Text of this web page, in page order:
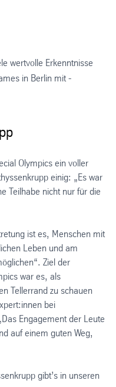
wertvolle Erkenntnisse
in Berlin mit -
Olympics ein voller
einig: „Es war
Teilhabe nicht nur für die
ist es, Menschen mit
Leben und am
Ziel der
war es, als
Tellerrand zu schauen
bei
Engagement der Leute
auf einem guten Weg,
gibt’s in unseren